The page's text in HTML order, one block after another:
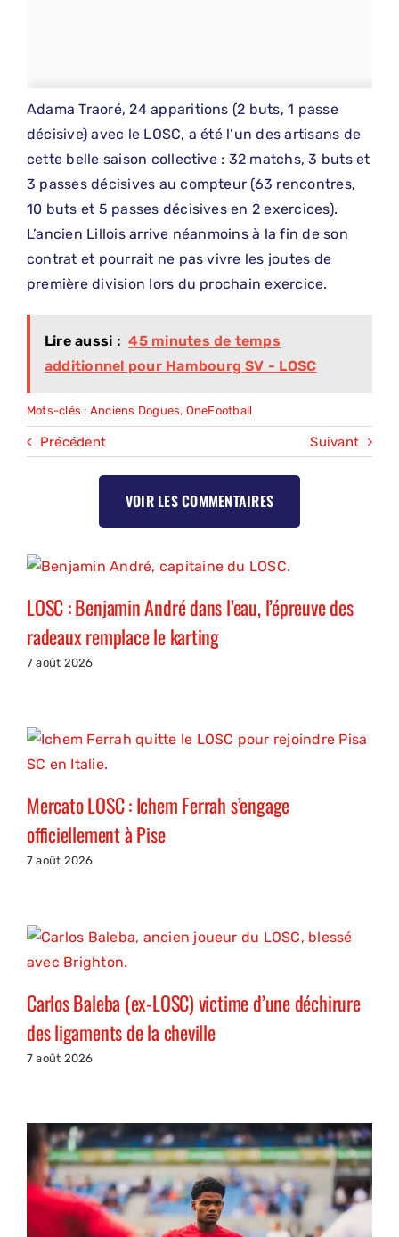
Adama Traoré, 24 apparitions (2 buts, 1 passe
décisive) avec le LOSC, a été l’un des artisans de
cette belle saison collective : 32 matchs, 3 buts et
3 passes décisives au compteur (63 rencontres,
10 buts et 5 passes décisives en 2 exercices).
L’ancien Lillois arrive néanmoins à la fin de son
contrat et pourrait ne pas vivre les joutes de
première division lors du prochain exercice.
Lire aussi : 45 minutes de temps
additionnel pour Hambourg SV - LOSC
Mots-clés : Anciens Dogues, OneFootball
Précédent Suivant
VOIR LES COMMENTAIRES
LOSC : Benjamin André dans l’eau, l’épreuve des
radeaux remplace le karting
7 août 2026
Mercato LOSC : Ichem Ferrah s’engage
officiellement à Pise
7 août 2026
Carlos Baleba (ex-LOSC) victime d’une déchirure
des ligaments de la cheville
7 août 2026